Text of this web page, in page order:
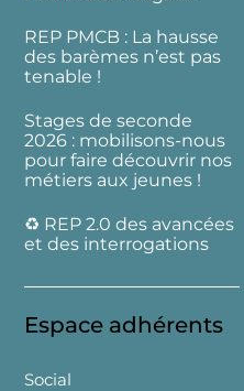
REP PMCB : La hausse
des barèmes n’est pas
tenable !
Stages de seconde
2026 : mobilisons-nous
pour faire découvrir nos
métiers aux jeunes !
♻️ REP 2.0 des avancées
et des interrogations
Espace adhérents
Social